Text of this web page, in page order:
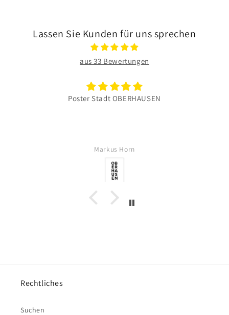
Lassen Sie Kunden für uns sprechen
aus 33 Bewertungen
Poster Stadt OBERHAUSEN
Markus Horn
Rechtliches
Suchen